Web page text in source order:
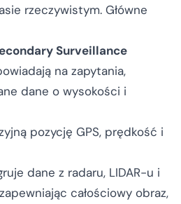
rzeczywistym. Główne
Surveillance
na zapytania,
dane o wysokości i
pozycję GPS, prędkość i
dane z radaru, LIDAR-u i
całościowy obraz,